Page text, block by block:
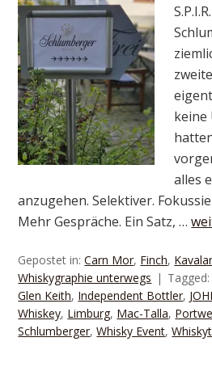
keine
alles
anzugehen. Selektiver.
Mehr Gespräche. Ein Satz, …
Gepostet in:Carn Mor, Finch,
Whiskygraphie unterwegs
Glen Keith, Independent Bottler,
Whiskey, Limburg, Mac-Talla,
Schlumberger,Whisky Event,